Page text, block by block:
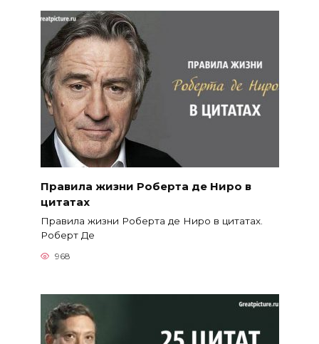
Правила жизни Роберта де Ниро в
цитатах
Правила жизни Роберта де Ниро в цитатах.
Роберт Де
968